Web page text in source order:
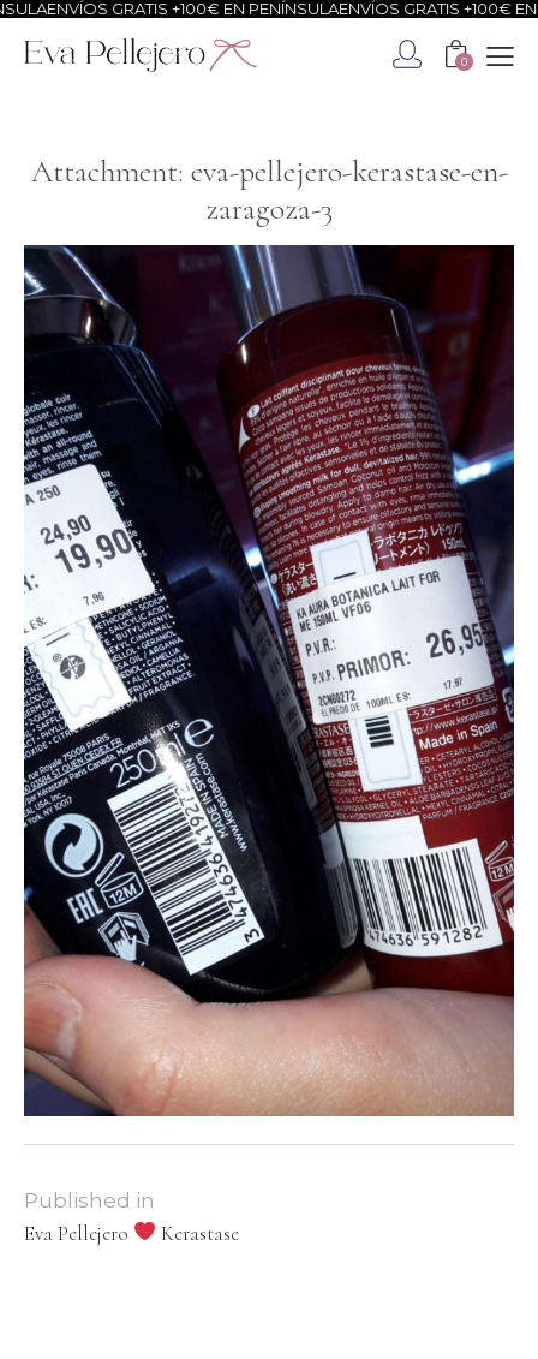
ENVÍOS GRATIS +100€ EN PENÍNSULA ENVÍOS GRATIS +100€ EN
0
Attachment: eva-pellejero-kerastase-en-
zaragoza-3
Published in
Eva Pellejero Kerastase